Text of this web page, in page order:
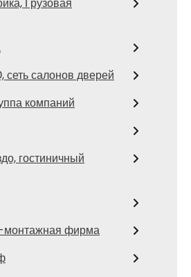
салонов дверей
компаний
гостиничный
монтажная фирма